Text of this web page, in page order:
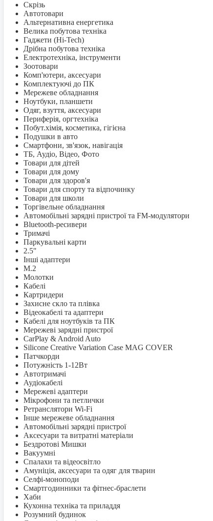
Скрізь
Автотовари
Альтернативна енергетика
Велика побутова техніка
Гаджети (Hi-Tech)
Дрібна побутова техніка
Електротехніка, інструменти
Зоотовари
Комп'ютери, аксесуари
Комплектуючі до ПК
Мережеве обладнання
Ноутбуки, планшети
Одяг, взуття, аксесуари
Периферія, оргтехніка
Побут.хімія, косметика, гігієна
Подушки в авто
Смартфони, зв'язок, навігація
ТБ, Аудіо, Відео, Фото
Товари для дітей
Товари для дому
Товари для здоров'я
Товари для спорту та відпочинку
Товари для школи
Торгівельне обладнання
Автомобільні зарядні пристрої та FM-модулятори
Bluetooth-ресивери
Тримачі
Паркувальні карти
2.5"
Інші адаптери
M.2
Молотки
Кабелі
Картридери
Захисне скло та плівка
Відеокабелі та адаптери
Кабелі для ноутбуків та ПК
Мережеві зарядні пристрої
CarPlay & Android Auto
Silicone Creative Variation Case MAG COVER
Патчкорди
Потужність 1-12Вт
Автотримачі
Аудіокабелі
Мережеві адаптери
Мікрофони та петлички
Ретранслятори Wi-Fi
Інше мережеве обладнання
Автомобільні зарядні пристрої
Аксесуари та витратні матеріали
Бездротові Мишки
Вакуумні
Спалахи та відеосвітло
Амуніція, аксесуари та одяг для тварин
Селфi-моноподи
Смартгодинники та фітнес-браслети
Хаби
Кухонна техніка та приладдя
Розумний будинок